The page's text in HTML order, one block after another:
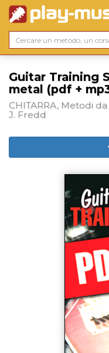
Guitar Training
metal (pdf +
CHITARRA, Metodi
J. Fredd